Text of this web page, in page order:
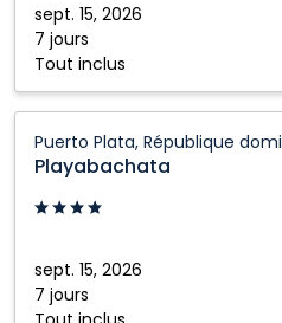
sept. 15, 2026
7 jours
Tout inclus
Puerto Plata, République
Playabachata
sept. 15, 2026
7 jours
Puerto
Plata,
République